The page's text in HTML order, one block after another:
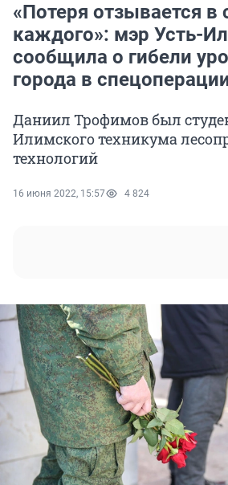
«Потеря отзывается в
каждого»: мэр Усть-
сообщила о гибели
города в
Даниил Трофимов был
Илимского техникума
технологий
16 июня 2022, 15:57 4 824